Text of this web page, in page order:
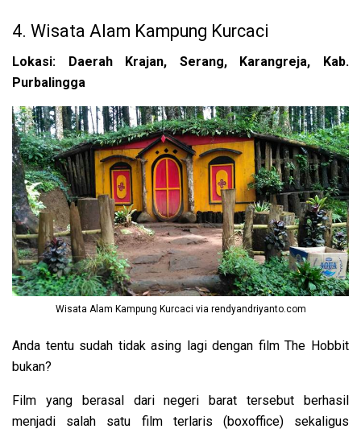
4. Wisata Alam Kampung Kurcaci
Lokasi: Daerah Krajan, Serang, Karangreja, Kab.
Purbalingga
Wisata Alam Kampung Kurcaci via rendyandriyanto.com
Anda tentu sudah tidak asing lagi dengan film The Hobbit
bukan?
Film yang berasal dari negeri barat tersebut berhasil
menjadi salah satu film terlaris (boxoffice) sekaligus